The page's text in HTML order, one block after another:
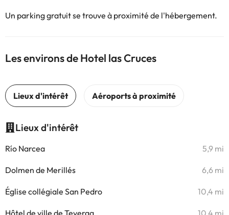
Un parking gratuit se trouve à proximité de l'hébergement.
Les environs de Hotel las Cruces
Lieux d'intérêt
Río Narcea 5,9 mi
Dolmen de Merillés 6,6 mi
Église collégiale San Pedro 10,4 mi
Hôtel de ville de Teverga 10,4 mi